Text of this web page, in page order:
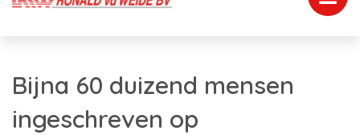
Bijna 60 duizend mensen
ingeschreven op